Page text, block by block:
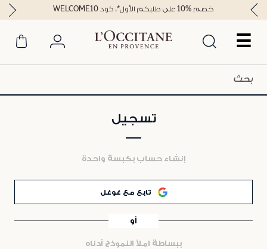
☰
خصم %10 على طلبكم الأول*، كود WELCOME10
تسجيل
إنشاء حساب بكبسة واحدة
تابع مع غوغل
أو
ببساطة املأ النموذج أدناه